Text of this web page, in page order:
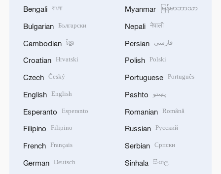
Bengali বাংলা
Bulgarian Български
Cambodian ខ្មែរ
Croatian Hrvatski
Czech Český
English English
Esperanto Esperanto
Filipino Filipino
French Français
German Deutsch
Myanmar မြန်မာဘာသာ
Nepali नेपाली
Persian فارسی
Polish Polski
Portuguese Português
Pashto پښتو
Romanian Română
Russian Русский
Serbian Српски
Sinhala සිංහල